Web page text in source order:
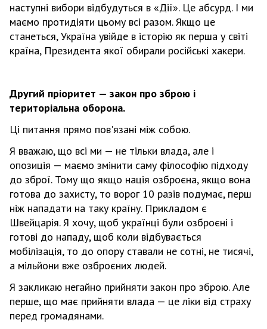
наступні вибори відбудуться в «Дії». Це абсурд. І ми
маємо протидіяти цьому всі разом. Якщо це
станеться, Україна увійде в історію як перша у світі
країна, Президента якої обирали російські хакери.
Другий пріоритет — закон про зброю і
територіальна оборона.
Ці питання прямо пов'язані між собою.
Я вважаю, що всі ми — не тільки влада, але і
опозиція — маємо змінити саму філософію підходу
до зброї. Тому що якщо нація озброєна, якщо вона
готова до захисту, то ворог 10 разів подумає, перш
ніж нападати на таку країну. Прикладом є
Швейцарія. Я хочу, щоб українці були озброєні і
готові до нападу, щоб коли відбувається
мобілізація, то до опору ставали не сотні, не тисячі,
а мільйони вже озброєних людей.
Я закликаю негайно прийняти закон про зброю. Але
перше, що має прийняти влада — це ліки від страху
перед громадянами.